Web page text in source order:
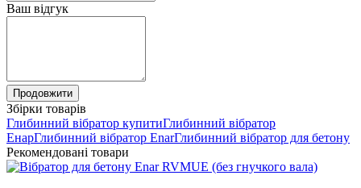
Ваш відгук
Продовжити
Збірки товарів
Глибинний вібратор купитиГлибинний вібратор
ЕнарГлибинний вібратор EnarГлибинний вібратор для бетону
Рекомендовані товари